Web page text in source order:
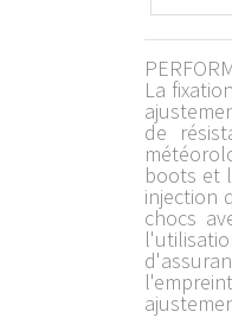
La
de
boots et
injection
chocs